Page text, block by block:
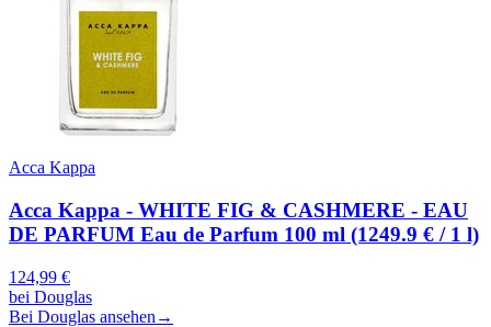
Acca Kappa
Acca Kappa - WHITE FIG & CASHMERE - EAU
DE PARFUM Eau de Parfum 100 ml (1249.9 € / 1 l)
124,99 €
bei Douglas
Bei Douglas ansehen →